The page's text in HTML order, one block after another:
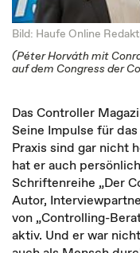
Bild: Haufe Online
(Péter Horváth mit
auf dem Congress der
Das Controller
Seine Impulse für
Praxis sind gar nicht
hat er auch
Schriftenreihe „Der
Autor,
von „Controlling-
aktiv. Und er war